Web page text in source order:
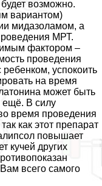
возможно.
вариантом)
мидазоламом, а
МРТ.
фактором –
проведения
успокоить
на время
может быть
ещё. В силу
время проведения
как этот препарат
повышает
кучей других
всего самого